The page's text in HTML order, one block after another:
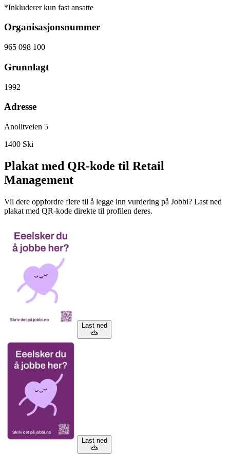
*Inkluderer kun fast ansatte
Organisasjonsnummer
965 098 100
Grunnlagt
1992
Adresse
Anolitveien 5
1400 Ski
Plakat med QR-kode til Retail
Management
Vil dere oppfordre flere til å legge inn vurdering på Jobbi? Last ned
plakat med QR-kode direkte til profilen deres.
Last ned
Last ned